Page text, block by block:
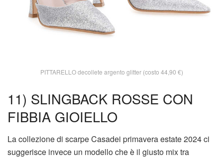
PITTARELLO decollete argento glitter (costo 44,90 €)
11) SLINGBACK ROSSE CON
FIBBIA GIOIELLO
La collezione di scarpe Casadei primavera estate 2024 ci
suggerisce invece un modello che è il giusto mix tra